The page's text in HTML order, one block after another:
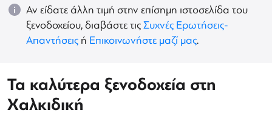
Αν είδατε άλλη τιμή στην επίσημη ιστοσελίδα του
ξενοδοχείου, διαβάστε τιςΣυχνές Ερωτήσεις-
Απαντήσεις ή Επικοινωνήστε μαζί μας.
Τα καλύτερα ξενοδοχεία στη
Χαλκιδική